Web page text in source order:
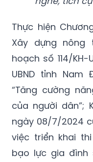
Thực hiện
Xây dựng nông
hoạch số 114/
UBND tỉnh
“Tăng cường
của người dân”;
ngày 08/7/2024
việc triển khai
bạo lực gia đình